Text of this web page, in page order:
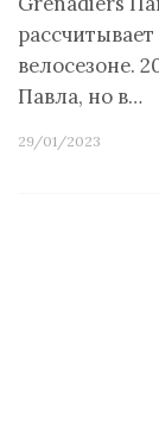
велосезоне.
Павла, но в…
29/01/2023